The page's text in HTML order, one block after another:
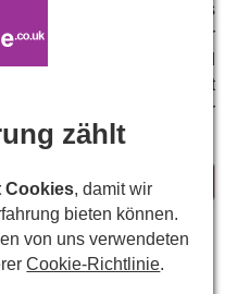
und tief bewegendes
die Geschichte einer
Herberge landet und
erzählen. Das Ergebnis ist
das im Trafalgar
der Feder des irischen
beeindruckende
39 Jahren begann. Seine
wie verletzlich
aus verschiedenen
fürMyra's
zählt
Cookies, damit wir
bieten können.
von uns verwendeten
Cookie-Richtlinie.